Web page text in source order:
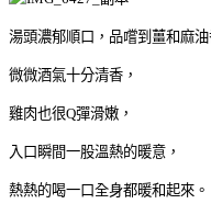
湯頭濃郁順口，品嚐到薑和麻
微微酒氣十分清香，
雞肉也很Q彈滑嫩，
入口瞬間一股溫熱的暖意，
熱熱的喝一口全身都暖和起來。